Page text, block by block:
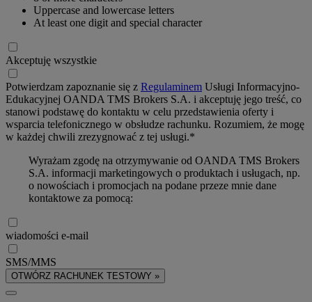
Uppercase and lowercase letters
At least one digit and special character
Akceptuję wszystkie
Potwierdzam zapoznanie się z Regulaminem Usługi Informacyjno-
Edukacyjnej OANDA TMS Brokers S.A. i akceptuję jego treść, co
stanowi podstawę do kontaktu w celu przedstawienia oferty i
wsparcia telefonicznego w obsłudze rachunku. Rozumiem, że mogę
w każdej chwili zrezygnować z tej usługi.*
Wyrażam zgodę na otrzymywanie od OANDA TMS Brokers
S.A. informacji marketingowych o produktach i usługach, np.
o nowościach i promocjach na podane przeze mnie dane
kontaktowe za pomocą:
wiadomości e-mail
SMS/MMS
OTWÓRZ RACHUNEK TESTOWY »